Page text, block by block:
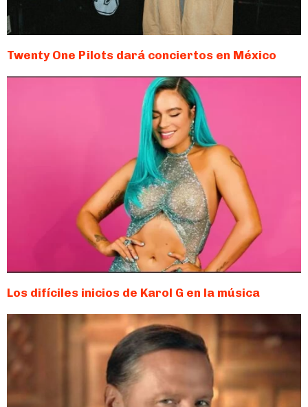
Twenty One Pilots dará conciertos en México
Los difíciles inicios de Karol G en la música